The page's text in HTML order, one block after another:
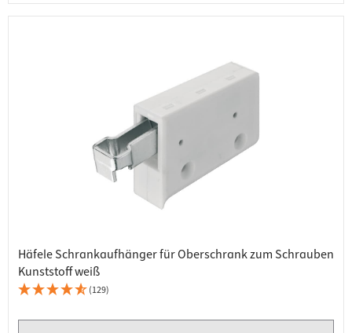
Häfele Schrankaufhänger für Oberschrank zum Schrauben
Kunststoff weiß
(129)